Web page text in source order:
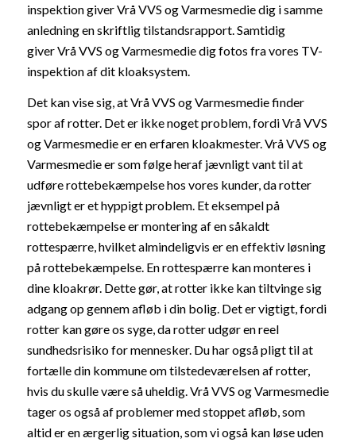
inspektion giver Vrå VVS og Varmesmedie dig i samme
anledning en skriftlig tilstandsrapport. Samtidig
giver Vrå VVS og Varmesmedie dig fotos fra vores TV-
inspektion af dit kloaksystem.
Det kan vise sig, at Vrå VVS og Varmesmedie finder
spor af rotter. Det er ikke noget problem, fordi Vrå VVS
og Varmesmedie er en erfaren kloakmester. Vrå VVS og
Varmesmedie er som følge heraf jævnligt vant til at
udføre rottebekæmpelse hos vores kunder, da rotter
jævnligt er et hyppigt problem. Et eksempel på
rottebekæmpelse er montering af en såkaldt
rottespærre, hvilket almindeligvis er en effektiv løsning
på rottebekæmpelse. En rottespærre kan monteres i
dine kloakrør. Dette gør, at rotter ikke kan tiltvinge sig
adgang op gennem afløb i din bolig. Det er vigtigt, fordi
rotter kan gøre os syge, da rotter udgør en reel
sundhedsrisiko for mennesker. Du har også pligt til at
fortælle din kommune om tilstedeværelsen af rotter,
hvis du skulle være så uheldig. Vrå VVS og Varmesmedie
tager os også af problemer med stoppet afløb, som
altid er en ærgerlig situation, som vi også kan løse uden